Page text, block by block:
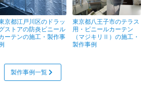
京都江戸川区のドラッ
ストアの防炎ビニール
ーテンの施工・製作事
東京都八王子市のテラス
用・ビニールカーテン
（マジキリⅡ）の施工・
製作事例
製作事例一覧